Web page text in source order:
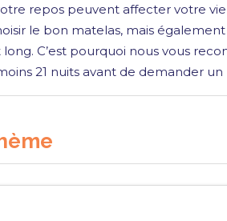
repos peuvent affecter votre
le bon matelas, mais
C’est pourquoi nous vous
21 nuits avant de demander un